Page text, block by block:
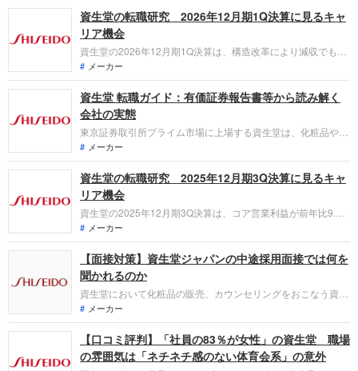
資生堂の転職研究 2026年12月期1Q決算に見るキャ
リア機会
資生堂の2026年12月期1Q決算は、構造改革により減収でも利
益58%増。米州事業の黒字化や台湾工場の国内移管など、収益
重視の抜本的な改革が加速しています。「なぜ今資生堂なの
か？」転職希望者がどの事業で、どんな変革の役割を担えるの
かを整理します。
メーカー
資生堂 転職ガイド：有価証券報告書等から読み解く
会社の実態
東京証券取引所プライム市場に上場する資生堂は、化粧品や美
容食品等の販売をグローバルに展開しています。直近の業績
は、中国・トラベルリテール事業等の苦戦により売上高9,700
億円と減収になり、のれんの減損損失計上等により営業損失
288億円と赤字に転落しました。構造改革による収益性改善を
急いでいます。
メーカー
資生堂の転職研究 2025年12月期3Q決算に見るキャ
リア機会
資生堂の2025年12月期3Q決算は、コア営業利益が前年比9.7%
増の301億円と堅調に推移。一方でグローバル本社での希望退
職実施や米州事業の減損など、大規模な構造改革を断行してい
ます。新中期経営戦略「2030」を軸とした成長領域への転換
期において、転職希望者が担える役割を整理します。
メーカー
【面接対策】資生堂ジャパンの中途採用面接では何を
聞かれるのか
資生堂において化粧品の販売、カウンセリングをおこなう資生
堂ジャパンへの転職。中途採用面接はこれまでの仕事への取り
組み方や成果を具体的に問われるほか、「人となり」も評価さ
れます。即戦力として、ともに働く仲間として多視点から評価
されます。事前にしっかり対策をすすめ、転職を成功させまし
メーカー
【口コミ評判】「社員の83％が女性」の資生堂 職場
の雰囲気は「ネチネチ感のない体育会系」の意外